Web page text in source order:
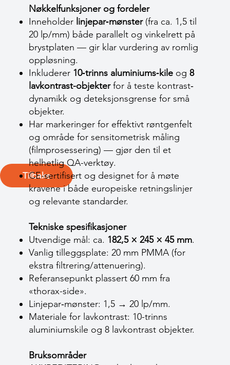
Tilbake
Nøkkelfunksjoner og fordeler
Inneholder linjepar‐mønster(fra ca. 1,5 til
20 lp/mm) både parallelt og vinkelrett på
brystplaten — gir klar vurdering av romlig
oppløsning.
Inkluderer 10‐trinns aluminiums‐kile og 8
lavkontrast-objekterfor å teste kontrast‐
dynamikk og deteksjonsgrense for små
objekter.
Har markeringer for effektivt røntgenfelt
og område for sensito­metrisk måling
(filmprosessering) — gjør den til et
helhetlig QA-verktøy.
CE-sertifisert og designet for å møte
kravene i både europeiske retningslinjer
og relevante standarder.
Tekniske spesifikasjoner
Utvendige mål: ca. 182,5 × 245 × 45 mm.
Vanlig tilleggsplate: 20 mm PMMA (for
ekstra filtrering/attenuering).
Referansepunkt plassert 60 mm fra
«thorax-side».
Linjepar‐mønster: 1,5 → 20 lp/mm.
Materiale for lavkontrast: 10-trinns
aluminiumskile og 8 lavkontrast objekter.
Bruksområder